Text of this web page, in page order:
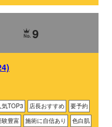
9
気TOP3 店長おすすめ
要予約
験豊富
施術に自信あり
色白肌